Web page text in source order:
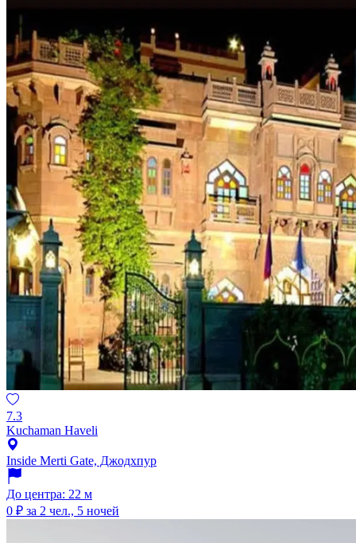
7.3
Kuchaman Haveli
Inside Merti Gate, Джодхпур
До центра: 22 м
0 ₽ за 2 чел., 5 ночей